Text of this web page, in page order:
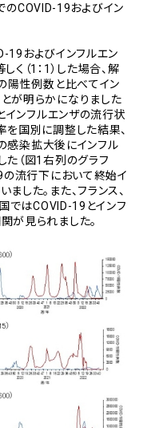
COVID-19およびイン
19およびインフルエン
（1：1）した場合、解
陽性例数と比べてイン
が明らかになりました
インフルエンザの流行状
国別に調整した結果、
感染拡大後にインフル
た（図1右列のグラフ
の流行下において終始イ
した。また、フランス、
国ではCOVID-19とインフ
が見られました。